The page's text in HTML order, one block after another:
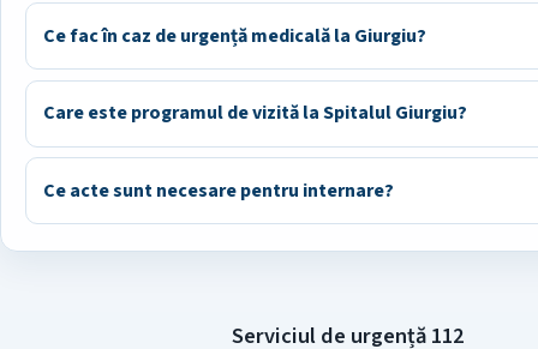
Ce fac în caz de urgență medicală la Giurgiu?
Care este programul de vizită la Spitalul Giurgiu?
Ce acte sunt necesare pentru internare?
Serviciul de urgență 112